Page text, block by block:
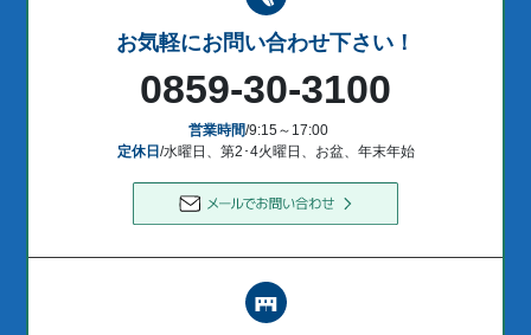
お気軽にお問い合わせ下さい！
0859-30-3100
営業時間/9:15～17:00
定休日 /水曜日、第2･4火曜日、お盆、年末年始